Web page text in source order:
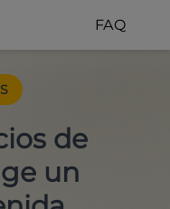
FAQ
de
un